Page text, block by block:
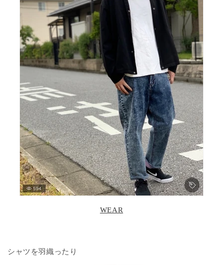
WEAR
シャツを羽織ったり